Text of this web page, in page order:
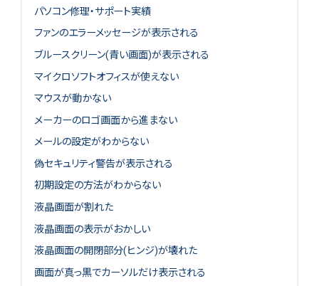
パソコン修理・サポート実績
ファンのエラーメッセージが表示される
ブルースクリーン(青い画面)が表示される
マイクロソフトオフィスが使えない
マウスが動かない
メーカーのロゴ画面から進まない
メールの設定がわからない
偽セキュリティ警告が表示される
初期設定の方法がわからない
液晶画面が割れた
液晶画面の表示がおかしい
液晶画面の開閉部分(ヒンジ)が壊れた
画面が真っ黒でカーソルだけ表示される